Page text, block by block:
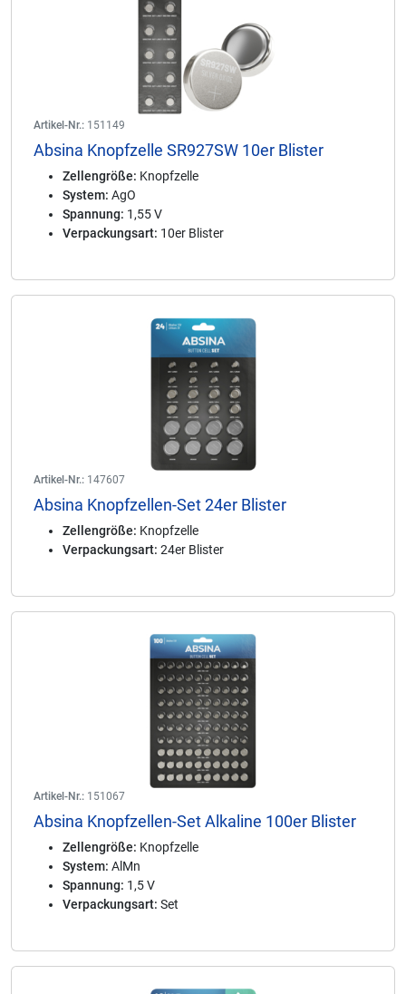
Artikel-Nr.: 151149
Absina Knopfzelle SR927SW 10er Blister
Zellengröße: Knopfzelle
System: AgO
Spannung: 1,55 V
Verpackungsart: 10er Blister
Artikel-Nr.: 147607
Absina Knopfzellen-Set 24er Blister
Zellengröße: Knopfzelle
Verpackungsart: 24er Blister
Artikel-Nr.: 151067
Absina Knopfzellen-Set Alkaline 100er Blister
Zellengröße: Knopfzelle
System: AlMn
Spannung: 1,5 V
Verpackungsart: Set